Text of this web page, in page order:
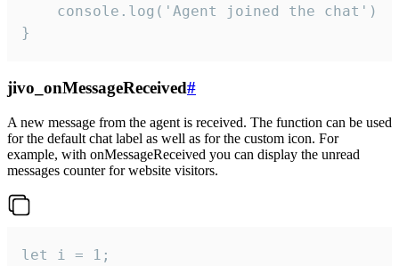
}
jivo_onMessageReceived#
A new message from the agent is received. The function can be used
for the default chat label as well as for the custom icon. For
example, with onMessageReceived you can display the unread
messages counter for website visitors.
let i = 1;